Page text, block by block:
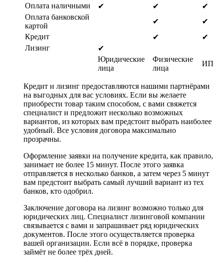
Оплата наличными
✔ ✔
✔
Оплата банковской
картой
✔
✔
Кредит
✔
✔
Лизинг
✔
Юридические
лица
Физические
лица
ИП
Кредит и лизинг предоставляются нашими партнёрами
на выгодных для вас условиях. Если вы желаете
приобрести товар таким способом, с вами свяжется
специалист и предложит несколько возможных
вариантов, из которых вам предстоит выбрать наиболее
удобный. Все условия договора максимально
прозрачны.
Оформление заявки на получение кредита, как правило,
занимает не более 15 минут. После этого заявка
отправляется в несколько банков, а затем через 5 минут
вам предстоит выбрать самый лучший вариант из тех
банков, кто одобрил.
Заключение договора на лизинг возможно только для
юридических лиц. Специалист лизинговой компании
связывается с вами и запрашивает ряд юридических
документов. После этого осуществляется проверка
вашей организации. Если всё в порядке, проверка
займёт не более трёх дней.